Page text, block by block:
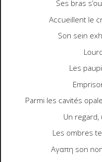
Ses bras
Accueillent le
Son sein
Les
Parmi les cavités
Un
Les ombres
Αγαπη son